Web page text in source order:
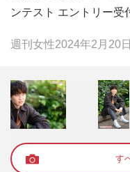
ンテスト エントリー受
週刊女性2024年2月20
す